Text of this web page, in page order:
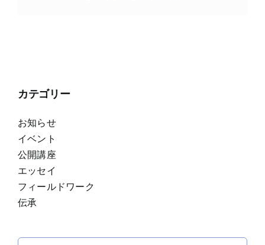
カテゴリー
お知らせ
イベント
公開講座
エッセイ
フィールドワーク
伝承